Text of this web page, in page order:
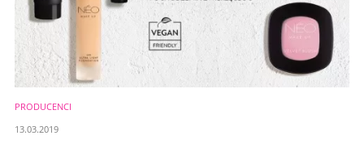
PRODUCENCI
13.03.2019